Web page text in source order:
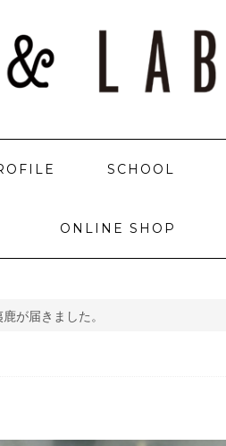
SCHOOL
ONLINE SHOP
が届きました。